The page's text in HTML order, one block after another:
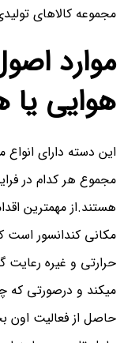
مجموعه کالاهای
موارد
هوایی
این دسته دارای انواع
مجموع هر کدام در
هستند.از مهمترین
مکانی کندانسور است
حرارتی و غیره رعایت
میکند و درصورتی که
حاصل از فعالیت